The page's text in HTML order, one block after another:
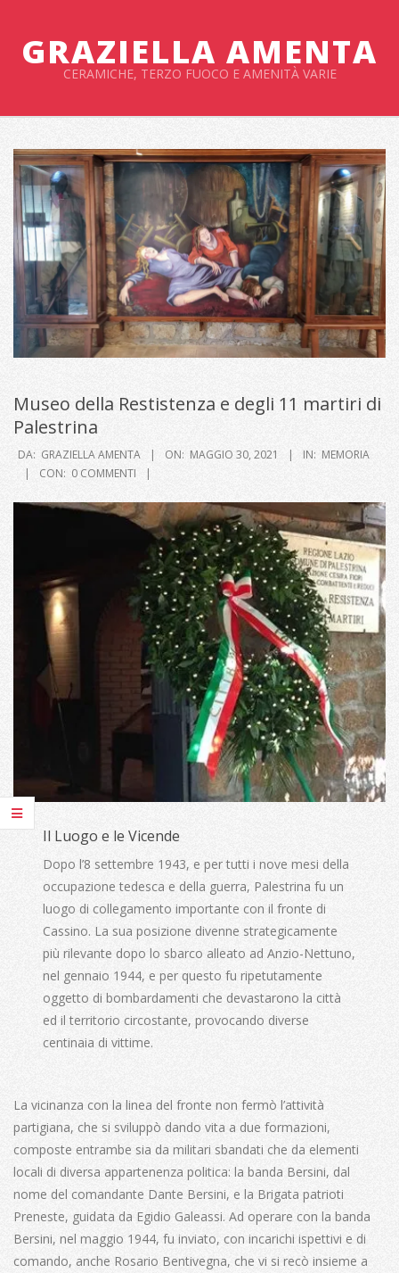
contenuto
GRAZIELLA AMENTA
CERAMICHE, TERZO FUOCO E AMENITÀ VARIE
primario
navigzione
Museo della Restistenza e degli 11 martiri di
Palestrina
DA: GRAZIELLA AMENTA ON: MAGGIO 30, 2021 IN: MEMORIA
CON: 0 COMMENTI
Il Luogo e le Vicende
Dopo l’8 settembre 1943, e per tutti i nove mesi della
occupazione tedesca e della guerra, Palestrina fu un
luogo di collegamento importante con il fronte di
Cassino. La sua posizione divenne strategicamente
più rilevante dopo lo sbarco alleato ad Anzio-Nettuno,
nel gennaio 1944, e per questo fu ripetutamente
oggetto di bombardamenti che devastarono la città
ed il territorio circostante, provocando diverse
centinaia di vittime.
La vicinanza con la linea del fronte non fermò l’attività
partigiana, che si sviluppò dando vita a due formazioni,
composte entrambe sia da militari sbandati che da elementi
locali di diversa appartenenza politica: la banda Bersini, dal
nome del comandante Dante Bersini, e la Brigata patrioti
Preneste, guidata da Egidio Galeassi. Ad operare con la banda
Bersini, nel maggio 1944, fu inviato, con incarichi ispettivi e di
comando, anche Rosario Bentivegna, che vi si recò insieme a